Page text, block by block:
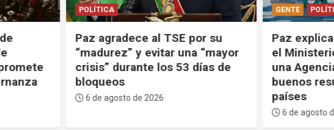
POLÍTICA
Paz agradece al TSE por su
“madurez” y evitar una “mayor
crisis” durante los 53 días de
bloqueos
6 de agosto de 2026
POLÍTICA
Paz explica que
el Ministerio de
una Agencia porque
buenos resultados en
6 de agosto de 2026